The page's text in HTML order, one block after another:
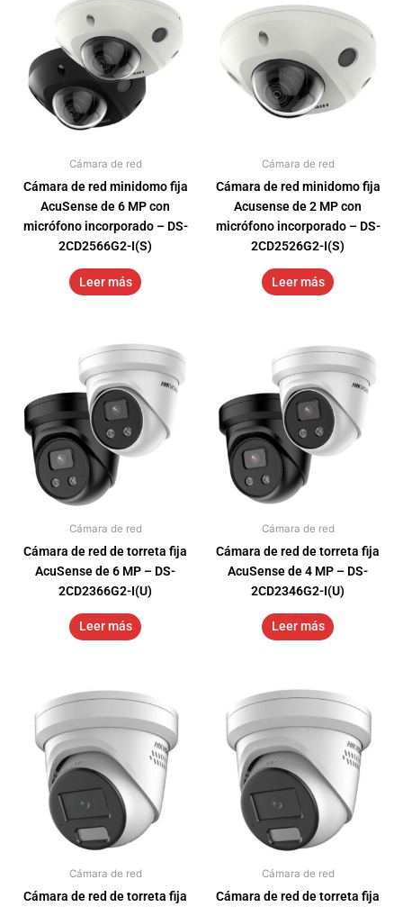
Cámara de red
Cámara de red minidomo fija
AcuSense de 6 MP con
micrófono incorporado – DS-
2CD2566G2-I(S)
Leer más
Cámara de red
Cámara de red minidomo fija
Acusense de 2 MP con
micrófono incorporado – DS-
2CD2526G2-I(S)
Leer más
Cámara de red
Cámara de red de torreta fija
AcuSense de 6 MP – DS-
2CD2366G2-I(U)
Leer más
Cámara de red
Cámara de red de torreta fija
AcuSense de 4 MP – DS-
2CD2346G2-I(U)
Leer más
Cámara de red
Cámara de red de torreta fija
Cámara de red
Cámara de red de torreta fija